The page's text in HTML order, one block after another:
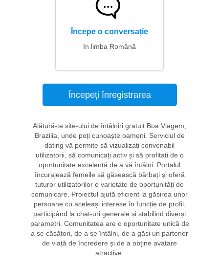
Începe o conversație
In limba Română
Începeți înregistrarea
Alătură-te site-ului de întâlniri gratuit Boa Viagem,
Brazilia, unde poți cunoaște oameni. Serviciul de
dating vă permite să vizualizați convenabil
utilizatorii, să comunicați activ și să profitați de o
oportunitate excelentă de a vă întâlni. Portalul
încurajează femeile să găsească bărbați și oferă
tuturor utilizatorilor o varietate de oportunități de
comunicare. Proiectul ajută eficient la găsirea unor
persoane cu aceleași interese în funcție de profil,
participând la chat-uri generale și stabilind diverși
parametri. Comunitatea are o oportunitate unică de
a se căsători, de a se întâlni, de a găsi un partener
de viață de încredere și de a obține avatare
atractive.